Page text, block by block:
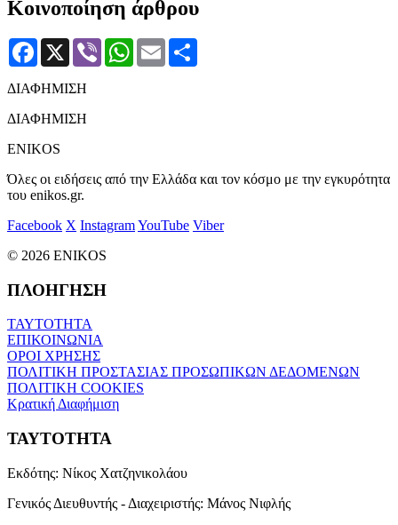
Κοινοποίηση άρθρου
Facebook
X Viber WhatsApp
Email
ΔΙΑΦΗΜΙΣΗ
ΔΙΑΦΗΜΙΣΗ
ENIKOS
Όλες οι ειδήσεις από την Ελλάδα και τον κόσμο με την εγκυρότητα
του enikos.gr.
Facebook X InstagramYouTube Viber
© 2026 ENIKOS
ΠΛΟΗΓΗΣΗ
ΤΑΥΤΟΤΗΤΑ
ΕΠΙΚΟΙΝΩΝΙΑ
ΟΡΟΙ ΧΡΗΣΗΣ
ΠΟΛΙΤΙΚΗ ΠΡΟΣΤΑΣΙΑΣ ΠΡΟΣΩΠΙΚΩΝ ΔΕΔΟΜΕΝΩΝ
ΠΟΛΙΤΙΚΗ COOKIES
Κρατική Διαφήμιση
ΤΑΥΤΟΤΗΤΑ
Εκδότης: Νίκος Χατζηνικολάου
Γενικός Διευθυντής - Διαχειριστής: Μάνος Νιφλής